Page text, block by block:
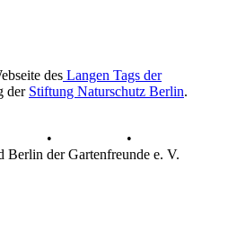
des Langen Tags der
der Stiftung Naturschutz Berlin.
•
•
Berlin der Gartenfreunde e. V.